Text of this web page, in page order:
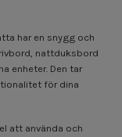
har en snygg och
nattduksbord
enheter. Den tar
för dina
att använda och